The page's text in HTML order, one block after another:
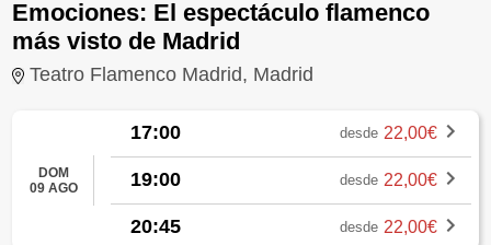
Emociones: El espectáculo flamenco
más visto de Madrid
Teatro Flamenco Madrid, Madrid
DOM
09 AGO
17:00 desde 22,00€
19:00 desde 22,00€
20:45 desde 22,00€